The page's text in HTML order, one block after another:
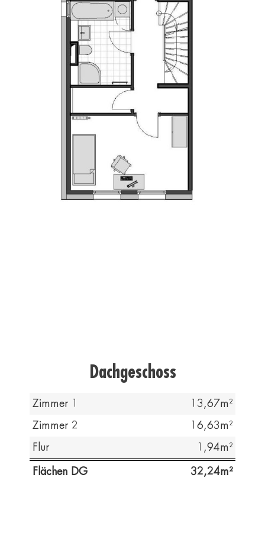
Dachgeschoss
Zimmer 1 13,67
Zimmer 2 16,63
Flur 1,94
Flächen DG 32,24